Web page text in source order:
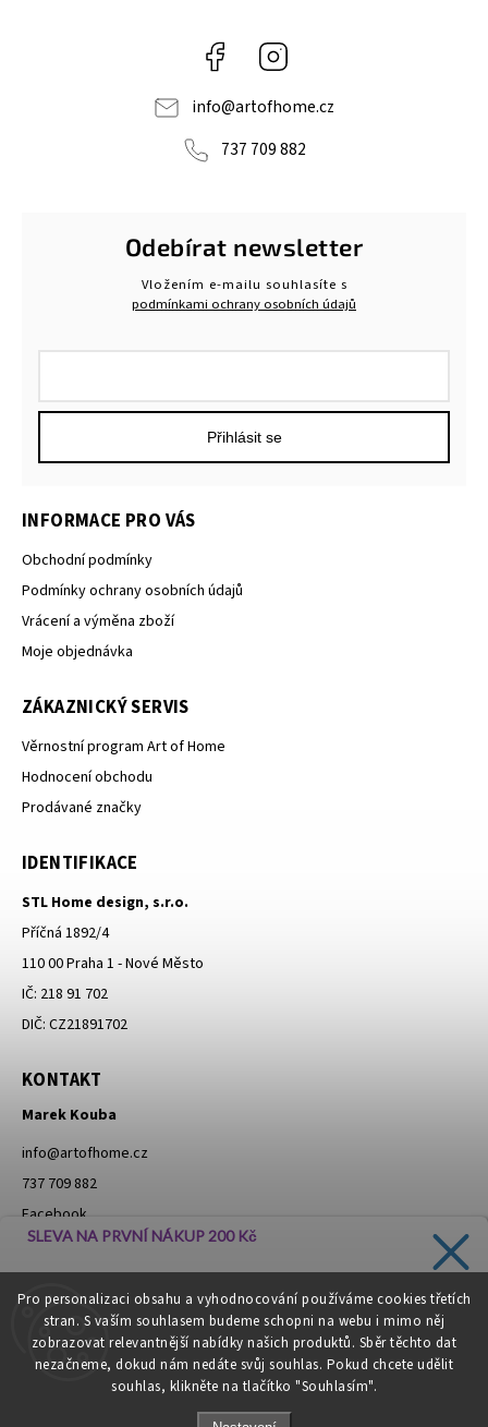
Pro personalizaci obsahu a vyhodnocování používáme cookies třetích
stran. S vaším souhlasem budeme schopni na webu i mimo něj
zobrazovat relevantnější nabídky našich produktů. Sběr těchto dat
nezačneme, dokud nám nedáte svůj souhlas. Pokud chcete udělit
souhlas, klikněte na tlačítko "Souhlasím".
Facebook
info@artofhome.cz
737 709 882
Odebírat newsletter
Vložením e-mailu souhlasíte s
podmínkami ochrany osobních údajů
Přihlásit se
INFORMACE PRO VÁS
Obchodní podmínky
Podmínky ochrany osobních údajů
Vrácení a výměna zboží
Moje objednávka
ZÁKAZNICKÝ SERVIS
Věrnostní program Art of Home
Hodnocení obchodu
Prodávané značky
IDENTIFIKACE
STL Home design, s.r.o.
Příčná 1892/4
110 00 Praha 1 - Nové Město
IČ: 218 91 702
DIČ: CZ21891702
KONTAKT
Marek Kouba
info@artofhome.cz
737 709 882
Facebook
Instagram
Moje objednávka - odstoupení od smlouvy
SLEVA NA PRVNÍ NÁKUP 200 Kč
slevách přímo do vaší schránky!